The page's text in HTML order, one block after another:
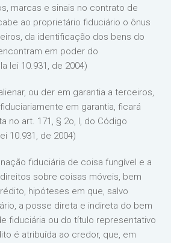
marcas e sinais no contrato de
ao proprietário fiduciário o ônus
da identificação dos bens do
em poder do
lei 10.931, de 2004)
ou der em garantia a terceiros,
em garantia, ficará
no art. 171, § 2o, I, do Código
10.931, de 2004)
fiduciária de coisa fungível e a
sobre coisas móveis, bem
hipóteses em que, salvo
a posse direta e indireta do bem
fiduciária ou do título representativo
é atribuída ao credor, que, em